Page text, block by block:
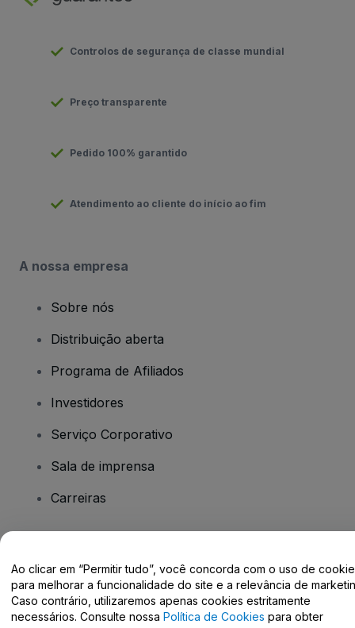
Controlos de segurança de classe mundial
Preço transparente
Pedido 100% garantido
Atendimento ao cliente do início ao fim
A nossa empresa
Sobre nós
Distribuição aberta
Programa de Afiliados
Investidores
Serviço Corporativo
Sala de imprensa
Carreiras
Centro de Ajuda / Fale Conosco
Ao clicar em “Permitir tudo”, você concorda com o uso de
para melhorar a funcionalidade do site e a relevância de
Caso contrário, utilizaremos apenas cookies estritamente
necessários. Consulte nossa Política de Cookies para obter